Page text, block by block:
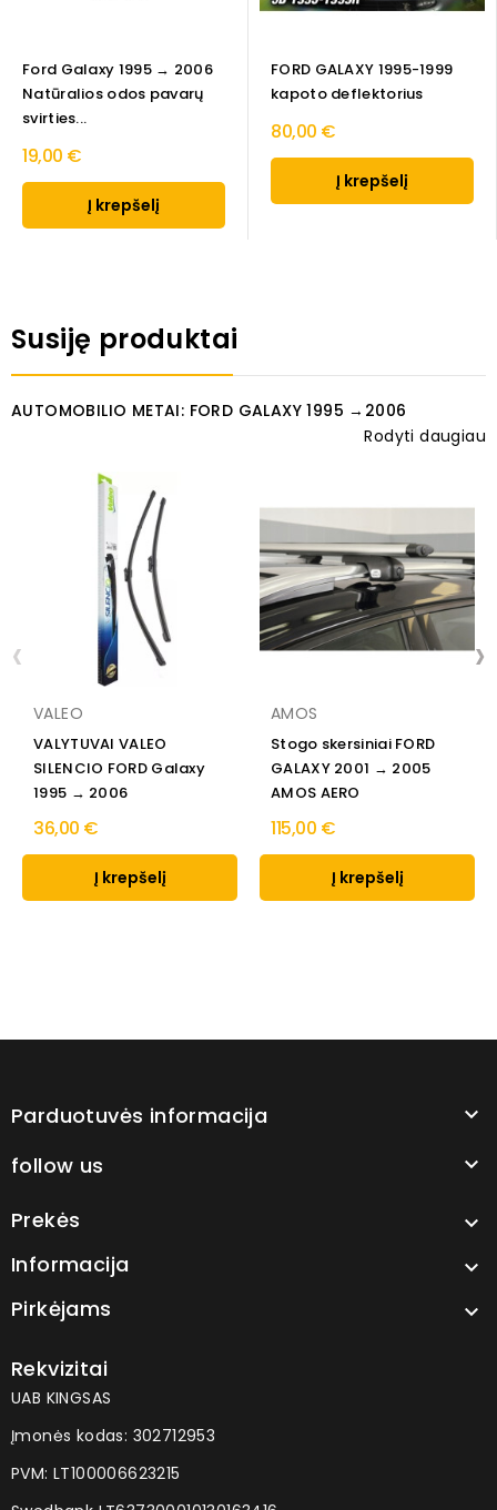
Ford Galaxy 1995 → 2006
Natūralios odos pavarų
svirties...
19,00 €
Į krepšelį
FORD GALAXY 1995-1999
kapoto deflektorius
80,00 €
Į krepšelį
Susiję produktai
AUTOMOBILIO METAI: FORD GALAXY 1995 →2006
Rodyti daugiau
VALEO
VALYTUVAI VALEO
SILENCIO FORD Galaxy
1995 → 2006
36,00 €
Į krepšelį
AMOS
Stogo skersiniai FORD
GALAXY 2001 → 2005
AMOS AERO
115,00 €
Į krepšelį
‹ ›
Parduotuvės informacija 
follow us 
Prekės 
Informacija 
Pirkėjams 
Rekvizitai
UAB KINGSAS
Įmonės kodas: 302712953
PVM: LT100006623215